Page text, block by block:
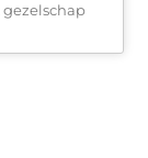
gezelschap